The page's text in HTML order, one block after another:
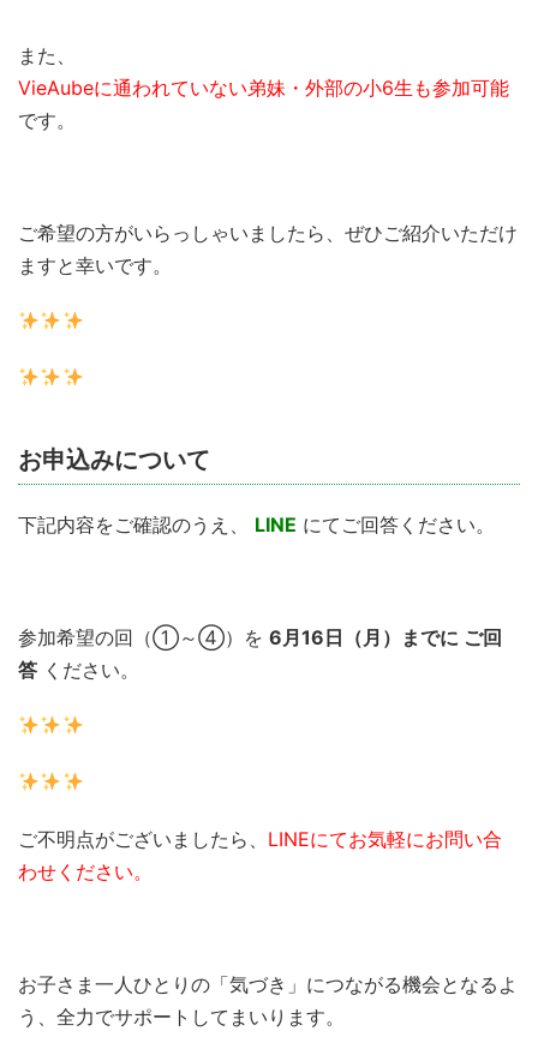
また、
VieAubeに通われていない弟妹・外部の小6生も参加可能
です。
ご希望の方がいらっしゃいましたら、ぜひご紹介いただけ
ますと幸いです。
お申込みについて
下記内容をご確認のうえ、 LINE にてご回答ください。
参加希望の回（①～④）を 6月16日（月）までに ご回
答 ください。
ご不明点がございましたら、 LINEにてお気軽にお問い合
わせください。
お子さま一人ひとりの「気づき」につながる機会となるよ
う、全力でサポートしてまいります。